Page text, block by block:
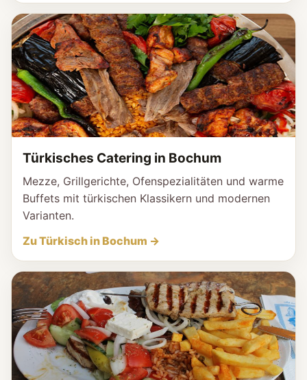
Türkisches Catering in Bochum
Mezze, Grillgerichte, Ofenspezialitäten und warme
Buffets mit türkischen Klassikern und modernen
Varianten.
Zu Türkisch in Bochum →